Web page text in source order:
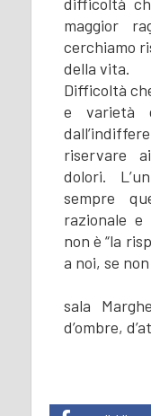
maggior
cerchiamo
della vita.
Difficoltà
e varietà
riservare
dolori.
sempre
razionale e
non è “la
a noi, se
sala
d’ombre,